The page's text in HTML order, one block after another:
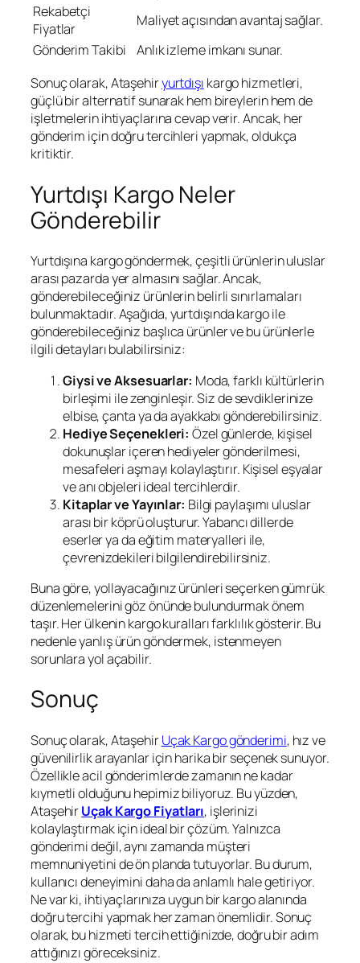
Rekabetçi
Fiyatlar
Maliyet açısından avantaj sağlar.
Gönderim Takibi
Anlık izleme imkanı sunar.
Sonuç olarak, Ataşehiryurtdışı kargo hizmetleri,
güçlü bir alternatif sunarak hem bireylerin hem de
işletmelerin ihtiyaçlarına cevap verir. Ancak, her
gönderim için doğru tercihleri yapmak, oldukça
kritiktir.
Yurtdışı Kargo Neler
Gönderebilir
Yurtdışına kargo göndermek, çeşitli ürünlerin uluslar
arası pazarda yer almasını sağlar. Ancak,
gönderebileceğiniz ürünlerin belirli sınırlamaları
bulunmaktadır. Aşağıda, yurtdışında kargo ile
gönderebileceğiniz başlıca ürünler ve bu ürünlerle
ilgili detayları bulabilirsiniz:
Giysi ve Aksesuarlar: Moda, farklı kültürlerin
birleşimi ile zenginleşir. Siz de sevdiklerinize
elbise, çanta ya da ayakkabı gönderebilirsiniz.
Hediye Seçenekleri: Özel günlerde, kişisel
dokunuşlar içeren hediyeler gönderilmesi,
mesafeleri aşmayı kolaylaştırır. Kişisel eşyalar
ve anı objeleri ideal tercihlerdir.
Kitaplar ve Yayınlar: Bilgi paylaşımı uluslar
arası bir köprü oluşturur. Yabancı dillerde
eserler ya da eğitim materyalleri ile,
çevrenizdekileri bilgilendirebilirsiniz.
Buna göre, yollayacağınız ürünleri seçerken gümrük
düzenlemelerini göz önünde bulundurmak önem
taşır. Her ülkenin kargo kuralları farklılık gösterir. Bu
nedenle yanlış ürün göndermek, istenmeyen
sorunlara yol açabilir.
Sonuç
Sonuç olarak, AtaşehirUçak Kargo gönderimi, hız ve
güvenilirlik arayanlar için harika bir seçenek sunuyor.
Özellikle acil gönderimlerde zamanın ne kadar
kıymetli olduğunu hepimiz biliyoruz. Bu yüzden,
AtaşehirUçak Kargo Fiyatları, işlerinizi
kolaylaştırmak için ideal bir çözüm. Yalnızca
gönderimi değil, aynı zamanda müşteri
memnuniyetini de ön planda tutuyorlar. Bu durum,
kullanıcı deneyimini daha da anlamlı hale getiriyor.
Ne var ki, ihtiyaçlarınıza uygun bir kargo alanında
doğru tercihi yapmak her zaman önemlidir. Sonuç
olarak, bu hizmeti tercih ettiğinizde, doğru bir adım
attığınızı göreceksiniz.